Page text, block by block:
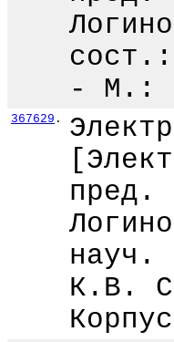
- М.:
367629 .
пред.
науч.
К.В.